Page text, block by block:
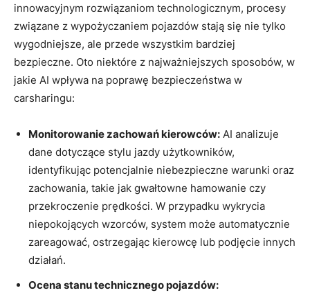
innowacyjnym rozwiązaniom technologicznym, procesy
związane z wypożyczaniem pojazdów stają się nie tylko
wygodniejsze, ale przede wszystkim bardziej
bezpieczne. Oto niektóre z najważniejszych sposobów, w
jakie AI wpływa na poprawę bezpieczeństwa w
carsharingu:
Monitorowanie zachowań kierowców: AI analizuje
dane dotyczące stylu jazdy użytkowników,
identyfikując potencjalnie niebezpieczne warunki oraz
zachowania, takie jak gwałtowne hamowanie czy
przekroczenie prędkości. W przypadku wykrycia
niepokojących wzorców, system może automatycznie
zareagować, ostrzegając kierowcę lub podjęcie innych
działań.
Ocena stanu technicznego pojazdów: